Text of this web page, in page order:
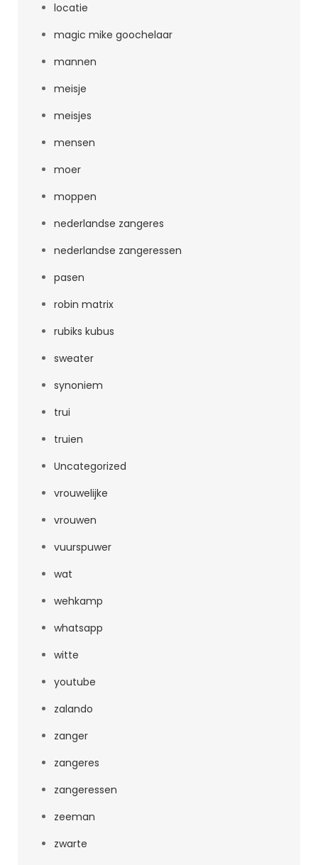
locatie
magic mike goochelaar
mannen
meisje
meisjes
mensen
moer
moppen
nederlandse zangeres
nederlandse zangeressen
pasen
robin matrix
rubiks kubus
sweater
synoniem
trui
truien
Uncategorized
vrouwelijke
vrouwen
vuurspuwer
wat
wehkamp
whatsapp
witte
youtube
zalando
zanger
zangeres
zangeressen
zeeman
zwarte